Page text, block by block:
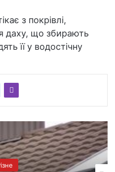
з покрівлі,
даху, що збирають
її у водостічну